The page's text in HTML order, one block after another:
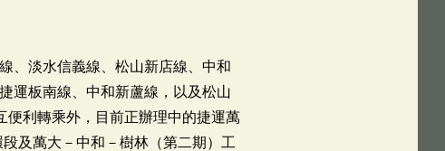
、淡水信義線、松山新店線、中和
運板南線、中和新蘆線，以及松山
便利轉乘外，目前正辦理中的捷運萬
及萬大－中和－樹林（第二期）工